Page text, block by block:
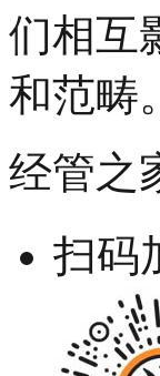
们相互
和范畴
经管之
扫码